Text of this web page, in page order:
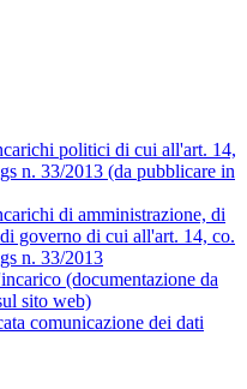
politici di cui all'art. 14,
n. 33/2013 (da pubblicare in
di amministrazione, di
governo di cui all'art. 14, co.
n. 33/2013
(documentazione da
sito web)
comunicazione dei dati